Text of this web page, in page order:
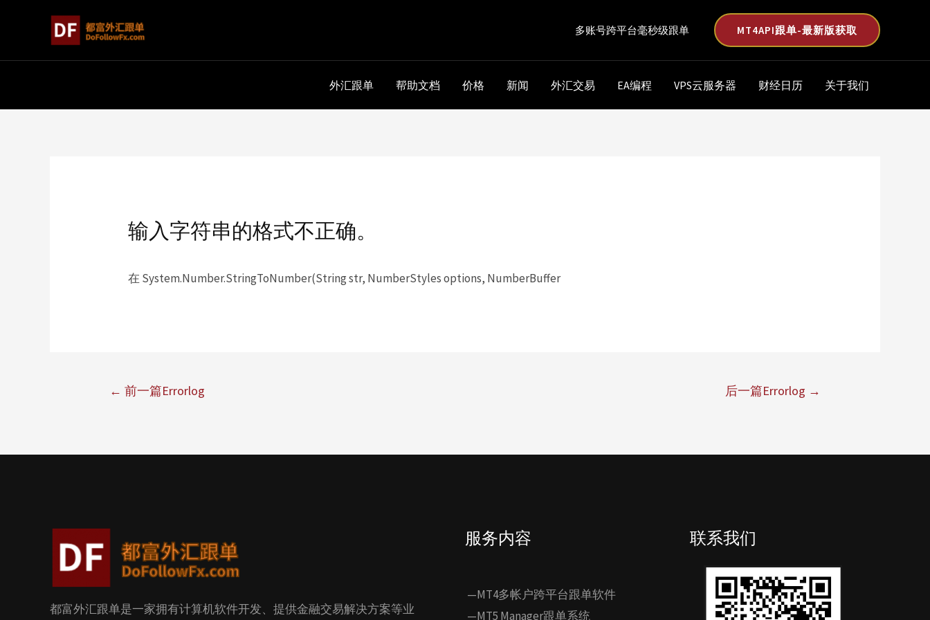
多账号跨平台毫秒级跟单 MT4API跟单-最新版获取
外汇跟单 帮助文档 价格 新闻 外汇交易 EA编程 VPS云服务器 财经日历 关于我们
输入字符串的格式不正确。
在 System.Number.StringToNumber(String str, NumberStyles options, NumberBuffer
← 前一篇Errorlog 后一篇Errorlog →
都富外汇跟单是一家拥有计算机软件开发、提供金融交易解决方案等业
服务内容
—MT4多帐户跨平台跟单软件
—MT5 Manager跟单系统
联系我们